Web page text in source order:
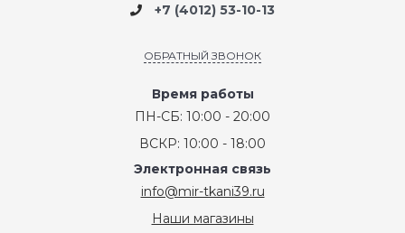
+7 (4012) 53-10-13
ОБРАТНЫЙ ЗВОНОК
Время работы
ПН-СБ: 10:00 - 20:00
ВСКР: 10:00 - 18:00
Электронная связь
info@mir-tkani39.ru
Наши магазины